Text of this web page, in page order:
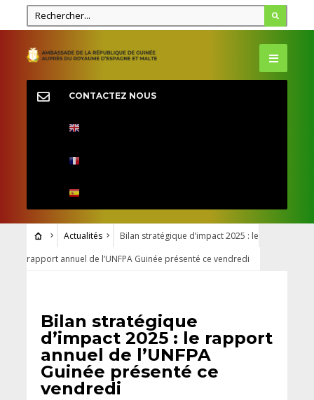
CONTACTEZ NOUS
Actualités
Bilan stratégique d’impact 2025 : le
rapport annuel de l’UNFPA Guinée présenté ce vendredi
Bilan stratégique
d’impact 2025 : le rapport
annuel de l’UNFPA
Guinée présenté ce
vendredi